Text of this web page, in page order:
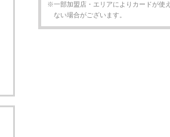
※一部加盟店・エリアによりカードが使え
ない場合がございます。